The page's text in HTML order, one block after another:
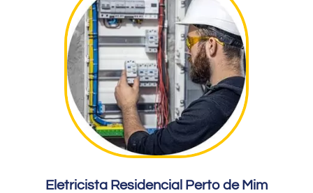
Eletricista Residencial Perto de Mim